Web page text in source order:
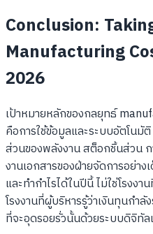
Conclusion:
Manufacturing
2026
เป้าหมายหลักของกลยุทธ์
คือการใช้ข้อมูลและระบบอัตโน
ส่วนของพลังงาน สต็อกชิ้นส่วน
งานเอกสารของฝ่ายจัดการอย่า
และทำกำไรได้ในปีนี้ ไม่ใช่โรงง
โรงงานที่ผู้บริหารรู้ว่าเงินทุนกำลั
ที่จะอุดรอยรั่วนั้นด้วยระบบดิจิ